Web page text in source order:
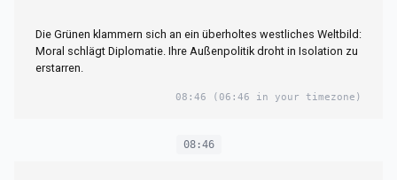
Die Grünen klammern sich an ein überholtes westliches Weltbild:
Moral schlägt Diplomatie. Ihre Außenpolitik droht in Isolation zu
erstarren.
08:46 (06:46 in your timezone)
08:46